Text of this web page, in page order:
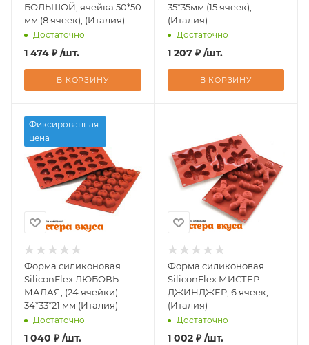
БОЛЬШОЙ, ячейка 50*50
мм (8 ячеек), (Италия)
Достаточно
1 474 ₽ /шт.
В КОРЗИНУ
35*35мм (15 ячеек),
(Италия)
Достаточно
1 207 ₽ /шт.
В КОРЗИНУ
Фиксированная
цена
Форма силиконовая
SiliconFlex ЛЮБОВЬ
МАЛАЯ, (24 ячейки)
34*33*21 мм (Италия)
Достаточно
1 040 ₽ /шт.
Форма силиконовая
SiliconFlex МИСТЕР
ДЖИНДЖЕР, 6 ячеек,
(Италия)
Достаточно
1 002 ₽ /шт.